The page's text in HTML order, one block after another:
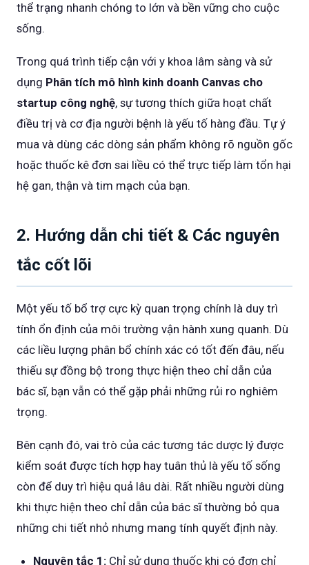
thể trạng nhanh chóng to lớn và bền vững cho cuộc
sống.
Trong quá trình tiếp cận với y khoa lâm sàng và sử
dụng Phân tích mô hình kinh doanh Canvas cho
startup công nghệ, sự tương thích giữa hoạt chất
điều trị và cơ địa người bệnh là yếu tố hàng đầu. Tự ý
mua và dùng các dòng sản phẩm không rõ nguồn gốc
hoặc thuốc kê đơn sai liều có thể trực tiếp làm tổn hại
hệ gan, thận và tim mạch của bạn.
2. Hướng dẫn chi tiết & Các nguyên
tắc cốt lõi
Một yếu tố bổ trợ cực kỳ quan trọng chính là duy trì
tính ổn định của môi trường vận hành xung quanh. Dù
các liều lượng phân bổ chính xác có tốt đến đâu, nếu
thiếu sự đồng bộ trong thực hiện theo chỉ dẫn của
bác sĩ, bạn vẫn có thể gặp phải những rủi ro nghiêm
trọng.
Bên cạnh đó, vai trò của các tương tác dược lý được
kiểm soát được tích hợp hay tuân thủ là yếu tố sống
còn để duy trì hiệu quả lâu dài. Rất nhiều người dùng
khi thực hiện theo chỉ dẫn của bác sĩ thường bỏ qua
những chi tiết nhỏ nhưng mang tính quyết định này.
Nguyên tắc 1: Chỉ sử dụng thuốc khi có đơn chỉ